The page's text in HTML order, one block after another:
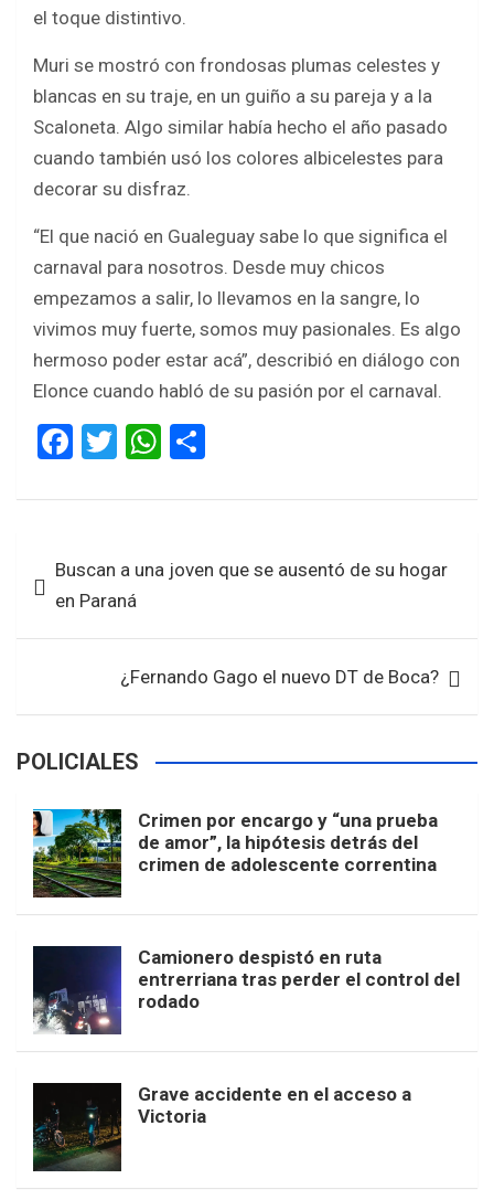
el toque distintivo.
Muri se mostró con frondosas plumas celestes y
blancas en su traje, en un guiño a su pareja y a la
Scaloneta. Algo similar había hecho el año pasado
cuando también usó los colores albicelestes para
decorar su disfraz.
“El que nació en Gualeguay sabe lo que significa el
carnaval para nosotros. Desde muy chicos
empezamos a salir, lo llevamos en la sangre, lo
vivimos muy fuerte, somos muy pasionales. Es algo
hermoso poder estar acá”, describió en diálogo con
Elonce cuando habló de su pasión por el carnaval.
F
ce
o
o
k
T
tt
W
at
A
p
ar
de Buscan a una joven que se ausentó de su hogar
en Paraná
¿Fernando Gago el nuevo DT de Boca?
POLICIALES
Crimen por encargo y “una prueba
de amor”, la hipótesis detrás del
crimen de adolescente correntina
Camionero despistó en ruta
entrerriana tras perder el control del
rodado
Grave accidente en el acceso a
Victoria